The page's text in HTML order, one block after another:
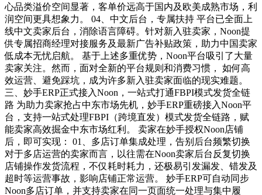
心品类溢价空间显著，客单价远高于国内及欧美成熟市场，利
润空间更具想象力。 04、中文后台，专属扶持 平台已全面上
线中文卖家后台，消除语言障碍。针对新入驻卖家，Noon提
供专属招商经理对接服务及最新广告补贴政策，助力中国卖家
低成本无忧启航。 基于上述多重优势，Noon平台吸引了大量
卖家关注。然而，面对全新的平台规则和消费习惯， 如何高
效运营、避免踩坑，成为许多新入驻卖家面临的现实难题。
三、妙手ERP正式接入Noon，一站式打通FBPI模式发货全链
路 为助力卖家抢占中东市场先机，妙手ERP重磅接入Noon平
台，支持一站式处理FBPI（跨境直发）模式发货全链路，赋
能卖家高效掘金中东市场红利。 卖家在妙手授权Noon店铺
后，即可实现： 01、多店订单集成处理，告别后台频繁切换
对于多店运营的卖家而言，以往需在Noon卖家后台反复切换
店铺操作发货流程，不仅耗时耗力，还极易引发漏发、错发及
超时等运营事故，影响店铺正常运营。 妙手ERP可自动同步
Noon多店订单，并支持卖家在同一页面统一处理与集中履